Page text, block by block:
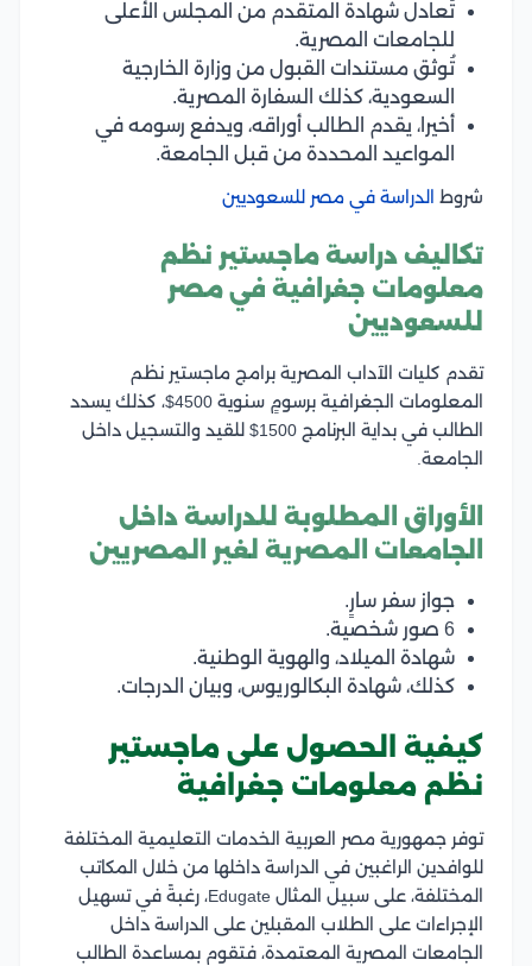
تُعادل شهادة المتقدم من المجلس الأعلى
للجامعات المصرية.
تُوثق مستندات القبول من وزارة الخارجية
السعودية، كذلك السفارة المصرية.
أخيرا، يقدم الطالب أوراقه، ويدفع رسومه في
المواعيد المحددة من قبل الجامعة.
شروط الدراسة في مصر للسعوديين
تكاليف دراسة ماجستير نظم
معلومات جغرافية في مصر
للسعوديين
تقدم كليات الآداب المصرية برامج ماجستير نظم
المعلومات الجغرافية برسومٍ سنوية 4500$، كذلك يسدد
الطالب في بداية البرنامج 1500$ للقيد والتسجيل داخل
الجامعة.
الأوراق المطلوبة للدراسة داخل
الجامعات المصرية لغير المصريين
جواز سفر سارٍ.
6 صور شخصية.
شهادة الميلاد، والهوية الوطنية.
كذلك، شهادة البكالوريوس، وبيان الدرجات.
كيفية الحصول على ماجستير
نظم معلومات جغرافية
توفر جمهورية مصر العربية الخدمات التعليمية المختلفة
للوافدين الراغبين في الدراسة داخلها من خلال المكاتب
المختلفة، على سبيل المثال Edugate، رغبةً في تسهيل
الإجراءات على الطلاب المقبلين على الدراسة داخل
الجامعات المصرية المعتمدة، فتقوم بمساعدة الطالب